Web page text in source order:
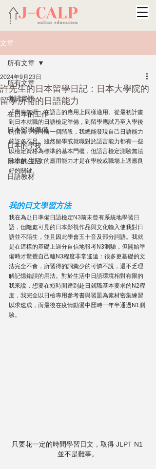
文章
所有文章
考試資訊
在日本的工作
日本留學準備
日本的學校
日本的生活
日語教材
所有文章
許先生的日本留學日記：日本大學院的
留學所需的日語能力
2024年9月23日
「學海無涯」在語言的應用上同樣適用。從最初計畫
到日本就職的日語檢定準備，到留學應試乃至入學後
的情況，每向前一個階段，我總能發現自己日語能力
的許多不足。雖然留學或就職對於語言能力都有一些
以檢定資格為標準的基本門檻，但語言檢定測驗無法
驗證的、語文的應用能力才是在學校或職場上適應良
好的關鍵。
我的日文學習方法
我在為赴日準備日語檢定N3前未曾有系統地學習日
語，但隨處可見的日本影視作品與文化輸入使我對日
語並不陌生，並且因此學會五十音及部分詞語。我就
是在這樣的基礎上過分自信地報考N3測驗，但開始準
備時才驚覺自己離N3程度非常遙遠：很多更基礎的文
法完全不會，所習得的詞彙少的可憐不說，還不乏理
解記憶錯誤的用法。對於生活中日語環境相對有限的
我來說，想要在短時間達到赴日就職基本要求的N2程
度，我完全以日檢專用參考書與習題為素材密集練習
以求速成，而最後在疫情動盪中歷時一年半通過N1測
驗。
只要花一定的時間學習日文，取得 JLPT N1
並不是難事。